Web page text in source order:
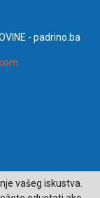
- padrino.ba
vašeg iskustva.